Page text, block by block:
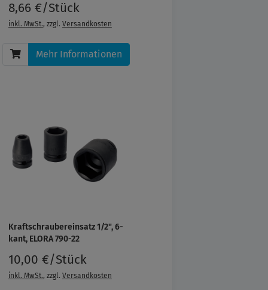
8,66 €/Stück
inkl. MwSt., zzgl. Versandkosten
Mehr Informationen
Kraftschraubereinsatz 1/2", 6-
kant, ELORA 790-22
10,00 €/Stück
inkl. MwSt., zzgl. Versandkosten